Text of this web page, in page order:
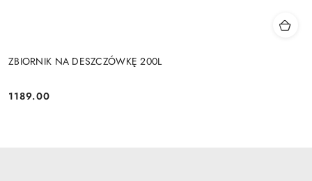
ZBIORNIK NA DESZCZÓWKĘ 200L
Cena:
1189.00